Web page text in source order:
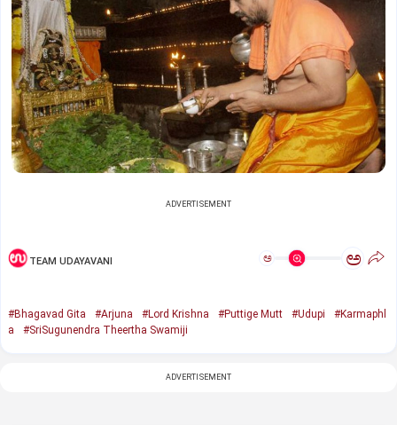
ADVERTISEMENT
TEAM UDAYAVANI ಅ ಅ
#Bhagavad Gita #Arjuna #Lord Krishna #Puttige Mutt #Udupi
#Karmaphl
a
#SriSugunendra Theertha Swamiji
ADVERTISEMENT